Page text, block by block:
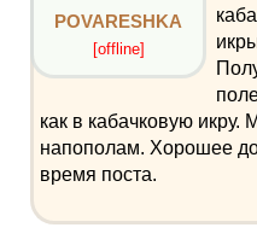
POVARESHKA
[offline]
как в кабачковую икру.
напополам. Хорошее
время поста.